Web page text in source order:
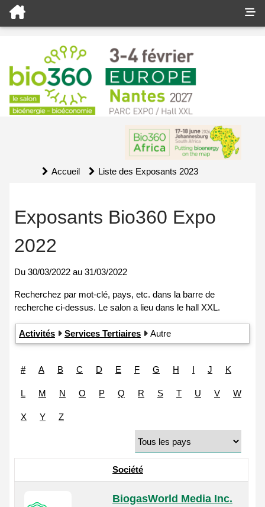
Accueil Liste des Exposants 2023
Exposants Bio360 Expo
2022
Du 30/03/2022 au 31/03/2022
Activités Services Tertiaires Autre
# A B C D E F G H I J K
L M N O P Q R S T U V W
X Y Z
Société
BiogasWorld Media Inc.